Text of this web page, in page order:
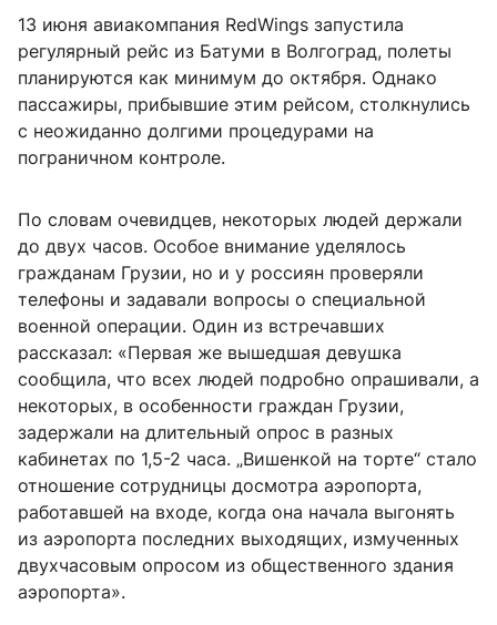
13 июня авиакомпания RedWings запустила
регулярный рейс из Батуми в Волгоград, полеты
планируются как минимум до октября. Однако
пассажиры, прибывшие этим рейсом, столкнулись
с неожиданно долгими процедурами на
пограничном контроле.
По словам очевидцев, некоторых людей держали
до двух часов. Особое внимание уделялось
гражданам Грузии, но и у россиян проверяли
телефоны и задавали вопросы о специальной
военной операции. Один из встречавших
рассказал: «Первая же вышедшая девушка
сообщила, что всех людей подробно опрашивали, а
некоторых, в особенности граждан Грузии,
задержали на длительный опрос в разных
кабинетах по 1,5-2 часа. „Вишенкой на торте“ стало
отношение сотрудницы досмотра аэропорта,
работавшей на входе, когда она начала выгонять
из аэропорта последних выходящих, измученных
двухчасовым опросом из общественного здания
аэропорта».